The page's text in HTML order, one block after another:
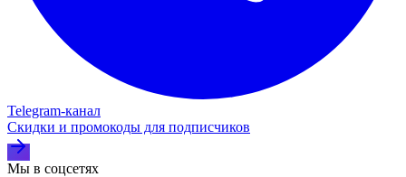
Telegram‑канал
Скидки и промокоды для подписчиков
Мы в соцсетях